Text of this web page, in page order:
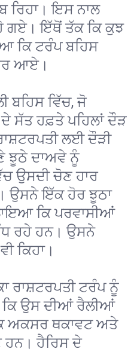
ਰਿਹਾ। ਇਸ ਨਾਲ
ਗਏ। ਇੱਥੋਂ ਤੱਕ ਕਿ ਕੁਝ
ਕਿ ਟਰੰਪ ਬਹਿਸ
ਆਏ।
ਬਹਿਸ ਵਿੱਚ, ਜੋ
ਸੱਤ ਹਫ਼ਤੇ ਪਹਿਲਾਂ ਦੌੜ
ਲਈ ਦੌੜੀ
ਝੂਠੇ ਦਾਅਵੇ ਨੂੰ
ਉਸਦੀ ਚੋਣ ਹਾਰ
ਉਸਨੇ ਇੱਕ ਹੋਰ ਝੂਠਾ
ਕਿ ਪਰਵਾਸੀਆਂ
ਰਹੇ ਹਨ। ਉਸਨੇ
ਕਿਹਾ।
ਰਾਸ਼ਟਰਪਤੀ ਟਰੰਪ ਨੂੰ
ਉਸ ਦੀਆਂ ਰੈਲੀਆਂ
ਅਕਸਰ ਥਕਾਵਟ ਅਤੇ
ਹਨ। ਹੈਰਿਸ ਦੇ